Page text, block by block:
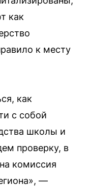
как
к месту
как
с собой
школы и
проверку, в
комиссия
—